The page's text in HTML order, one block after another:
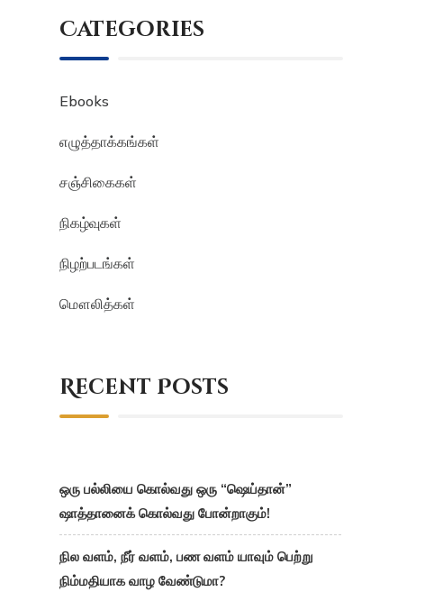
Categories
Ebooks
எழுத்தாக்கங்கள்
சஞ்சிகைகள்
நிகழ்வுகள்
நிழற்படங்கள்
மௌலித்கள்
Recent Posts
ஒரு பல்லியை கொல்வது ஒரு “ஷெய்தான்”
ஷாத்தானைக் கொல்வது போன்றாகும்!
நில வளம், நீர் வளம், பண வளம் யாவும் பெற்று
நிம்மதியாக வாழ வேண்டுமா?